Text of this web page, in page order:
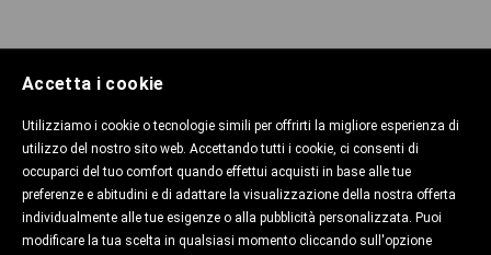
Accetta i cookie
Utilizziamo i cookie o tecnologie simili per offrirti la migliore esperienza di
utilizzo del nostro sito web. Accettando tutti i cookie, ci consenti di
occuparci del tuo comfort quando effettui acquisti in base alle tue
preferenze e abitudini e di adattare la visualizzazione della nostra offerta
individualmente alle tue esigenze o alla pubblicità personalizzata. Puoi
modificare la tua scelta in qualsiasi momento cliccando sull'opzione